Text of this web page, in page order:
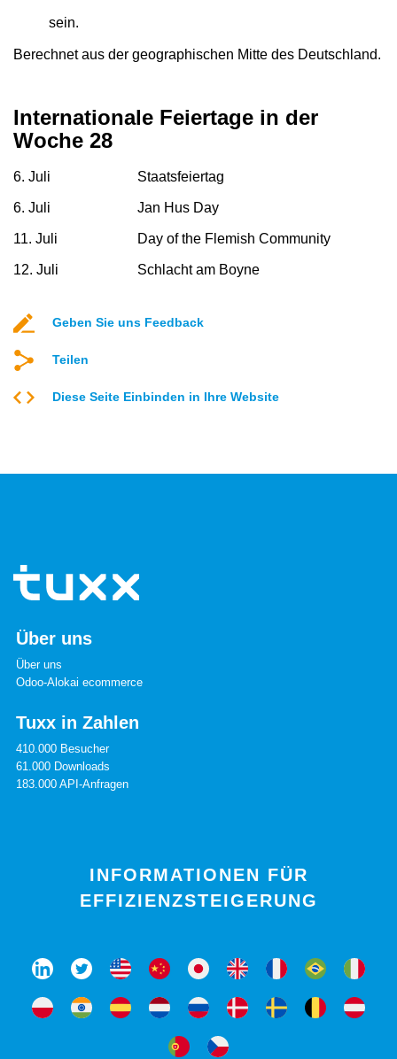
sein.
Berechnet aus der geographischen Mitte des Deutschland.
Internationale Feiertage in der
Woche 28
6. Juli Staatsfeiertag
6. Juli Jan Hus Day
11. Juli Day of the Flemish Community
12. Juli Schlacht am Boyne
Geben Sie uns Feedback
Teilen
Diese Seite Einbinden in Ihre Website
Über uns
Über uns
Odoo-Alokai ecommerce
Tuxx in Zahlen
410.000 Besucher
61.000 Downloads
183.000 API-Anfragen
INFORMATIONEN FÜR
EFFIZIENZSTEIGERUNG